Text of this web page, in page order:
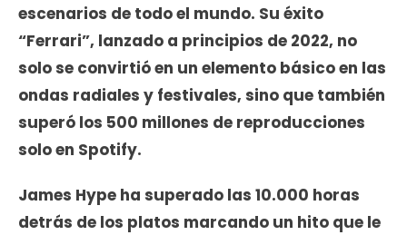
escenarios de todo el mundo. Su éxito
“Ferrari”, lanzado a principios de 2022, no
solo se convirtió en un elemento básico en las
ondas radiales y festivales, sino que también
superó los 500 millones de reproducciones
solo en Spotify.
James Hype ha superado las 10.000 horas
detrás de los platos marcando un hito que le